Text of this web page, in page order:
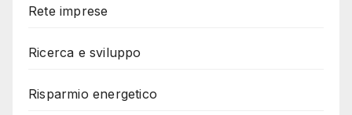
Rete imprese
Ricerca e sviluppo
Risparmio energetico